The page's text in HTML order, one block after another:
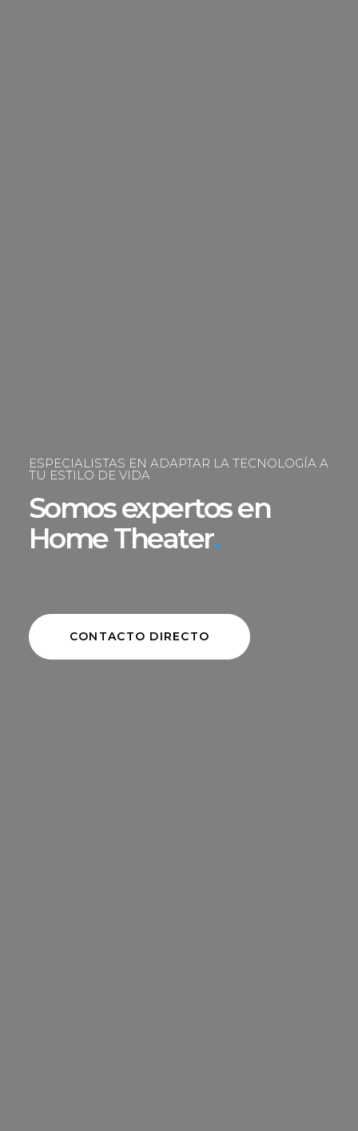
ESPECIALISTAS EN ADAPTAR LA TECNOLOGÍA A
TU ESTILO DE VIDA
Somos expertos en
Home Theater.
CONTACTO DIRECTO